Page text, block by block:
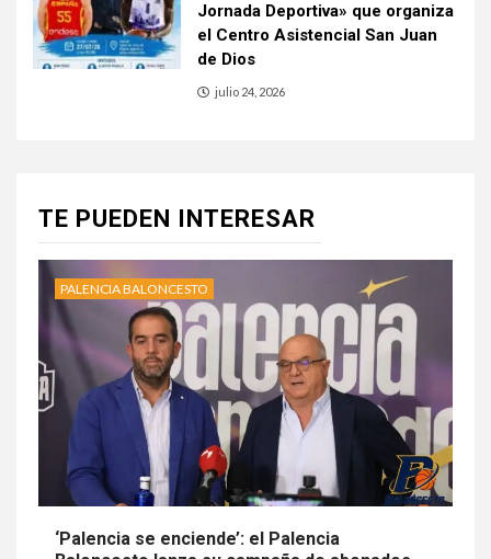
Jornada Deportiva» que organiza
el Centro Asistencial San Juan
de Dios
julio 24, 2026
TE PUEDEN INTERESAR
PALENCIA BALONCESTO
‘Palencia se enciende’: el Palencia